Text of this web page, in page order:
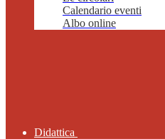
Calendario eventi
Albo online
Didattica